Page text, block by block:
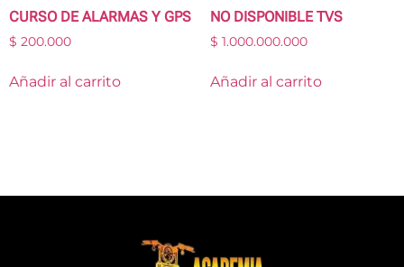
CURSO DE ALARMAS Y GPS
$ 200.000
Añadir al carrito
NO DISPONIBLE TVS
$ 1.000.000.000
Añadir al carrito